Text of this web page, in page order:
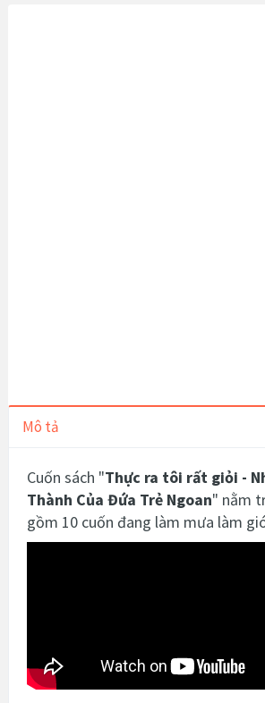
Mô tả
Cuốn sách "Thực ra tôi rất giỏi -
Thành Của Đứa Trẻ Ngoan" nằm
gồm 10 cuốn đang làm mưa làm